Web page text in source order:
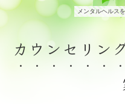
メンタルヘルス
カウンセリン